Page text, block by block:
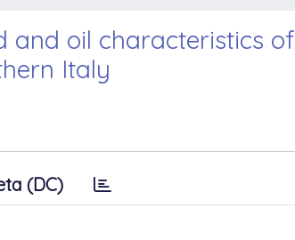
and oil characteristics of
Italy
(DC)